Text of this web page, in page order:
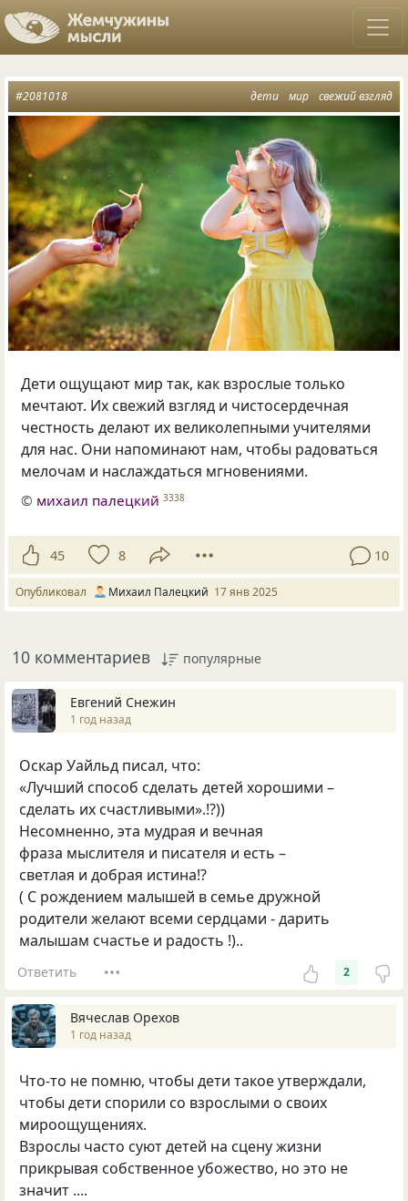
дети мир свежий взгляд
#2081018
Дети ощущают мир так, как взрослые только
мечтают. Их свежий взгляд и чистосердечная
честность делают их великолепными учителями
для нас. Они напоминают нам, чтобы радоваться
мелочам и наслаждаться мгновениями.
© михаил палецкий 3338
45 8 10
Опубликовал Михаил Палецкий 17 янв 2025
10 комментариев популярные
Евгений Снежин
1 год назад
Оскар Уайльд писал, что:
«Лучший способ сделать детей хорошими –
сделать их счастливыми».!?))
Несомненно, эта мудрая и вечная
фраза мыслителя и писателя и есть –
светлая и добрая истина!?
( С рождением малышей в семье дружной
родители желают всеми сердцами - дарить
малышам счастье и радость !)..
Ответить 2
Вячеслав Орехов
1 год назад
Что-то не помню, чтобы дети такое утверждали,
чтобы дети спорили со взрослыми о своих
мироощущениях.
Взрослы часто суют детей на сцену жизни
прикрывая собственное убожество, но это не
значит ....